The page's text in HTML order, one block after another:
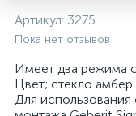
Артикул: 3275
Пока нет отзывов
Имеет два режима
Цвет; стекло амбер
Для